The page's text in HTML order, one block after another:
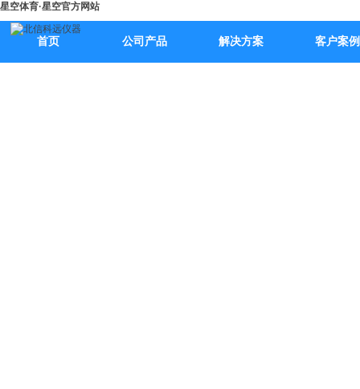
星空体育·星空官方网站
首页 公司产品 解决方案 客户案例